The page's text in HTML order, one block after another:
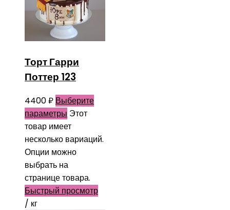
Торт Гарри
Поттер 123
4400₽ Выберите
параметры Этот
товар имеет
несколько вариаций.
Опции можно
выбрать на
странице товара.
Быстрый просмотр
/ кг